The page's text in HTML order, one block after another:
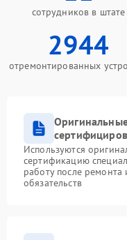
сотрудников в штате
2944
отремонтированных
Используются
сертификацию
работу после
обязательств